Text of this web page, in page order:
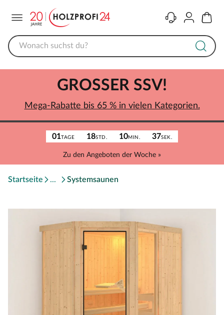
KontaktKonto
01TAGE 18STD. 10MIN. 37SEK.
Zu den Angeboten der Woche »
GROSSER SSV!
Mega-Rabatte bis 65 % in vielen Kategorien.
Startseite Systemsaunen